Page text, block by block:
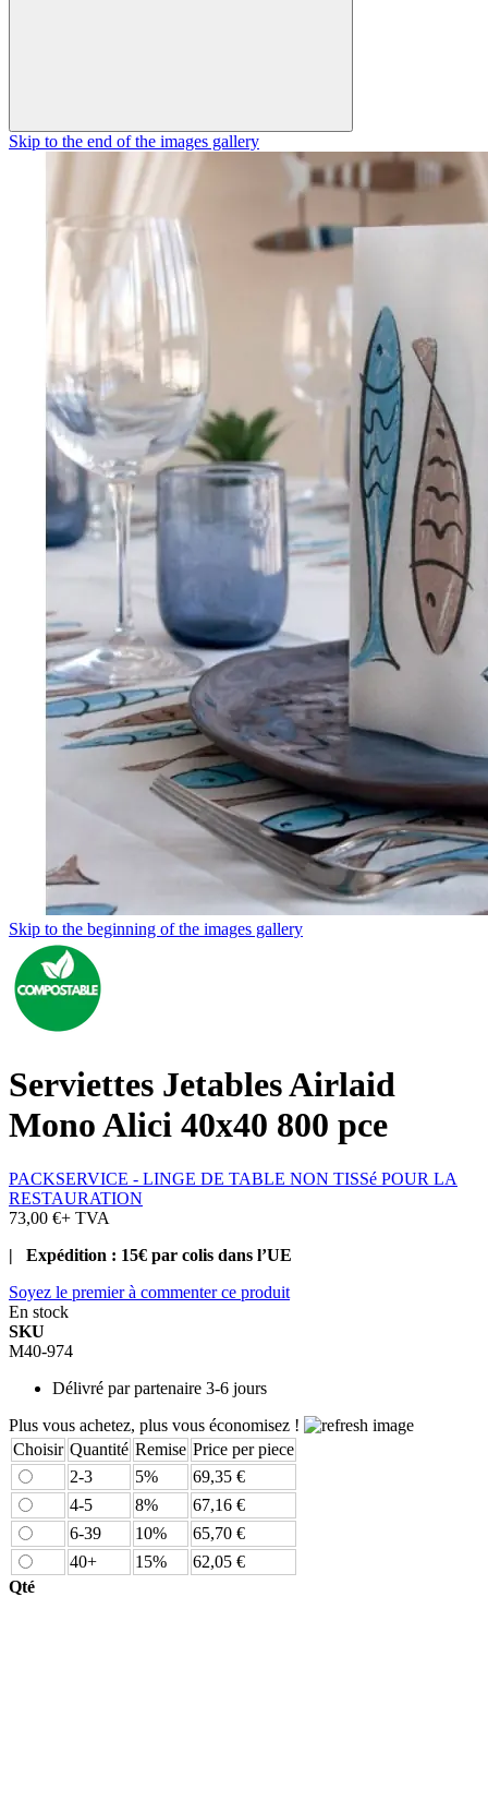
Skip to the end of the images gallery
Skip to the beginning of the images gallery
Serviettes Jetables Airlaid
Mono Alici 40x40 800 pce
PACKSERVICE - LINGE DE TABLE NON TISSé POUR LA
RESTAURATION
73,00 €+ TVA
| Expédition : 15€ par colis dans l’UE
Soyez le premier à commenter ce produit
En stock
SKU
M40-974
Délivré par partenaire 3-6 jours
Plus vous achetez, plus vous économisez !
Choisir Quantité Remise Price per piece
2-3
5%
69,35 €
4-5
8%
67,16 €
6-39
10%
65,70 €
40+
15%
62,05 €
Qté